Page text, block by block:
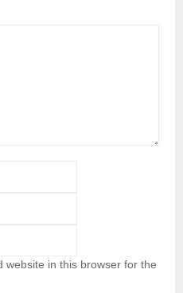
website in this browser for the